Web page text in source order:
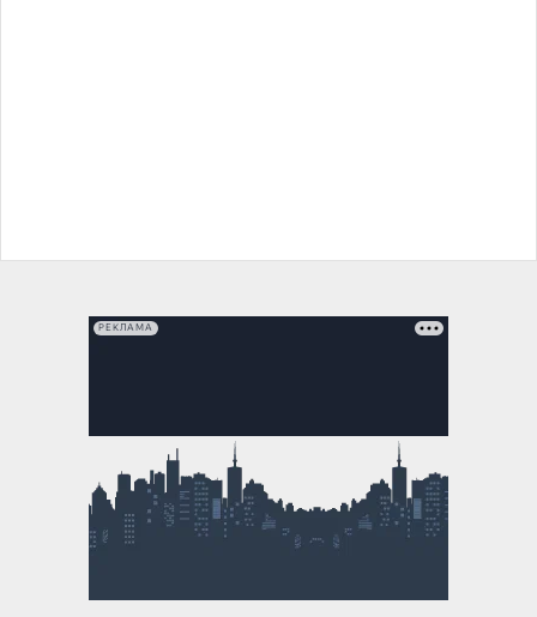
РЕКЛАМА